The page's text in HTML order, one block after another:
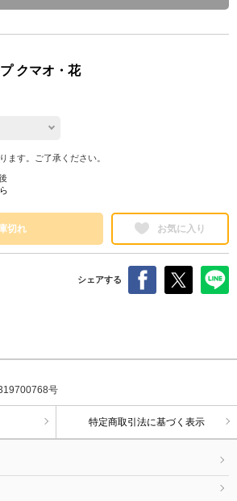
クマオ・花
ます。ご了承ください。
切れ お気に入り
シェアする
号
特定商取引法に基づく表示